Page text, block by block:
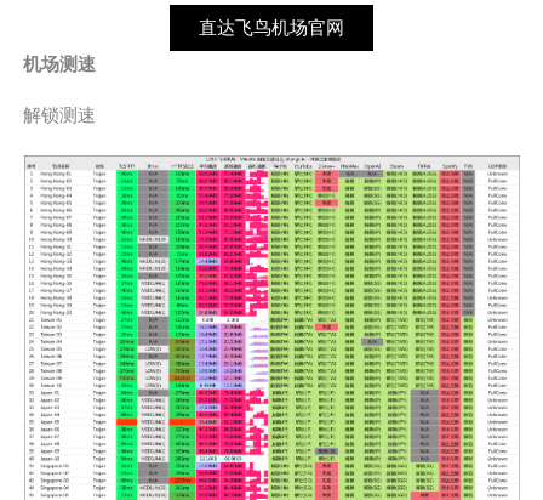
直达飞鸟机场官网
机场测速
解锁测速